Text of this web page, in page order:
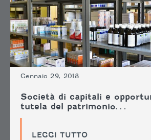
Gennaio 29, 2018
Società di capitali e
tutela del patrimonio…
LEGGI TUTTO